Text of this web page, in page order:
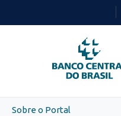
PARA
O
Sobre o Portal